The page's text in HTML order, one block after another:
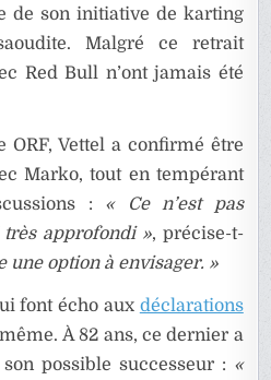
de son initiative de karting
Malgré ce retrait
Red Bull n’ont jamais été
Vettel a confirmé être
Marko, tout en tempérant
: « Ce n’est pas
approfondi », précise-t-
une option à envisager. »
font écho aux déclarations
À 82 ans, ce dernier a
possible successeur : «